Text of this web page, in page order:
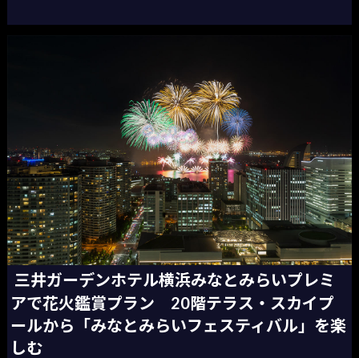
三井ガーデンホテル横浜みなとみらいプレミ
アで花火鑑賞プラン 20階テラス・スカイプ
ールから「みなとみらいフェスティバル」を楽
しむ